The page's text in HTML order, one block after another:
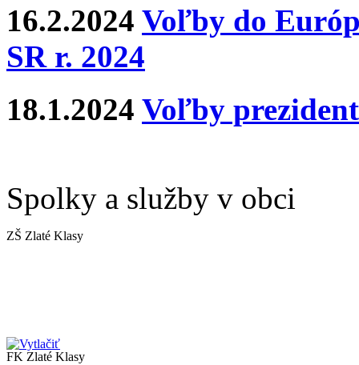
16.2.2024 Voľby do
SR r. 2024
18.1.2024 Voľby
Spolky a služby v obci
ZŠ Zlaté Klasy
FK Zlaté Klasy